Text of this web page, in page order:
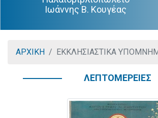
Ιωάννης Β. Κουγέας
ΑΡΧΙΚΗ ΕΚΚΛΗΣΙΑΣΤΙΚΑ
ΛΕΠΤΟΜΕΡΕΙΕΣ